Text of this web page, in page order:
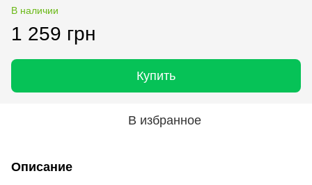
В наличии
1 259 грн
Купить
В избранное
Описание